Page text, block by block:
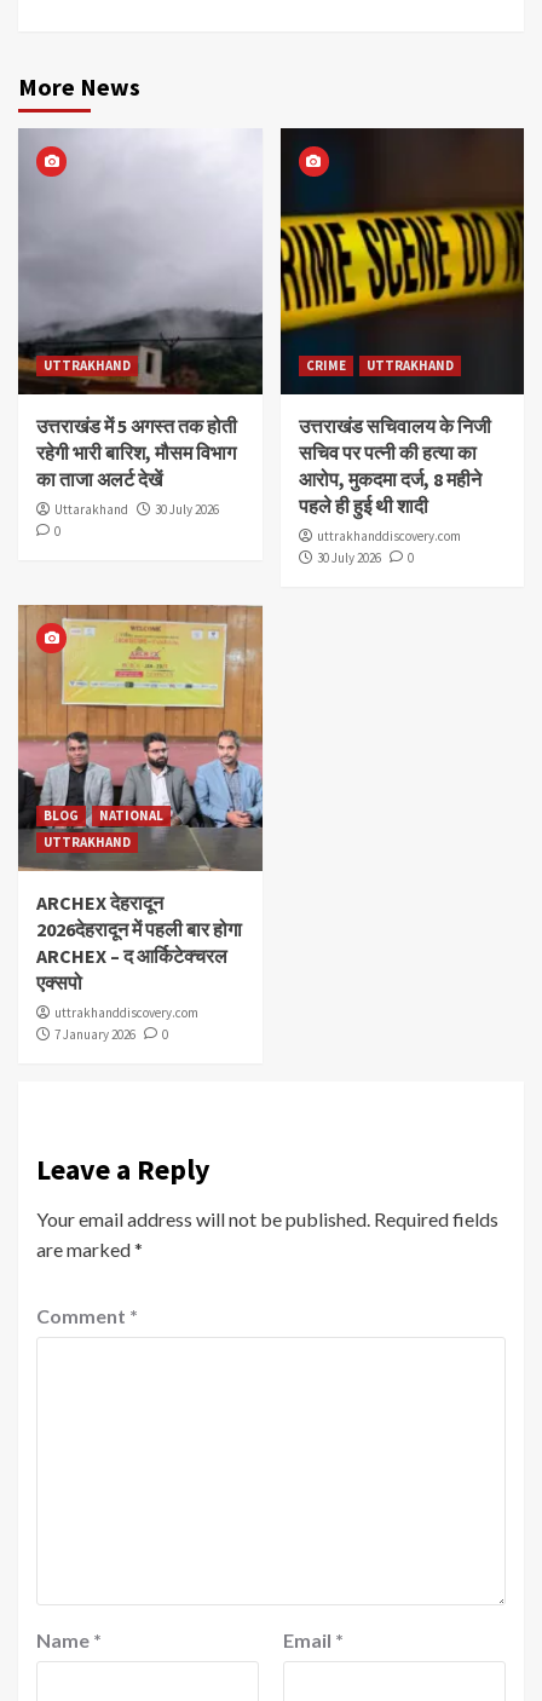
More News
UTTRAKHAND
उत्तराखंड में 5 अगस्त तक होती
रहेगी भारी बारिश, मौसम विभाग
का ताजा अलर्ट देखें
Uttarakhand
30 July 2026
0
CRIME UTTRAKHAND
उत्तराखंड सचिवालय के निजी
सचिव पर पत्नी की हत्या का
आरोप, मुकदमा दर्ज, 8 महीने
पहले ही हुई थी शादी
uttrakhanddiscovery.com
30 July 2026
0
BLOG
NATIONAL
UTTRAKHAND
ARCHEX देहरादून
2026देहरादून में पहली बार होगा
ARCHEX – द आर्किटेक्चरल
एक्सपो
uttrakhanddiscovery.com
7 January 2026
0
Leave a Reply
Your email address will not be published. Required fields
are marked*
Comment *
Name * Email *